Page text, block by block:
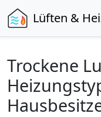
Lüften &
Trockene